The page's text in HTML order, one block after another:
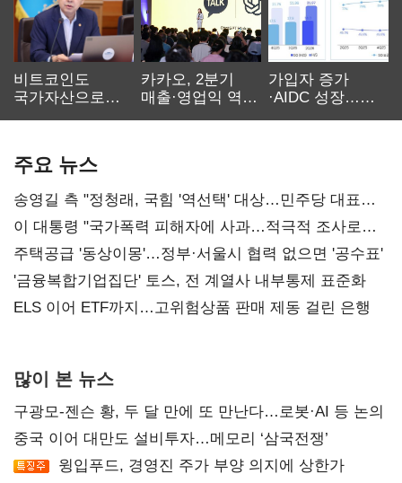
비트코인도
국가자산으로…'
카카오, 2분기
매출·영업익 역대
가입자 증가
·AIDC 성장…
주요 뉴스
송영길 측 "정청래, 국힘 '역선택' 대상…민주당 대표로
총선 지휘 못해"
이 대통령 "국가폭력 피해자에 사과…적극적 조사로
진실 밝혀야"
주택공급 '동상이몽'…정부·서울시 협력 없으면 '공수표'
'금융복합기업집단' 토스, 전 계열사 내부통제 표준화
ELS 이어 ETF까지…고위험상품 판매 제동 걸린 은행
많이 본 뉴스
구광모-젠슨 황, 두 달 만에 또 만난다…로봇·AI 등 논의
중국 이어 대만도 설비투자…메모리 ‘삼국전쟁’
윙입푸드, 경영진 주가 부양 의지에 상한가